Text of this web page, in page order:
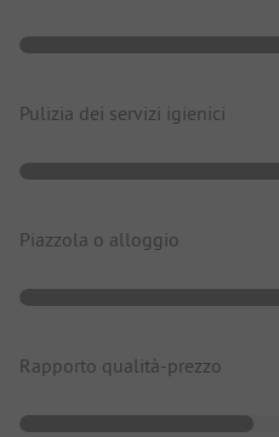
Pulizia dei servizi igienici
Piazzola o alloggio
Rapporto qualità-prezzo